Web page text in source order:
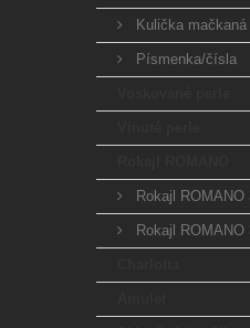
Kulička mačkaná
Písmenka/čísla
Rokajl ROMANO
Rokajl ROMANO